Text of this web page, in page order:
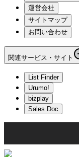
運営会社
サイトマップ
お問い合わせ
関連サービス・サイト
List Finder
Urumo!
bizplay
Sales Doc